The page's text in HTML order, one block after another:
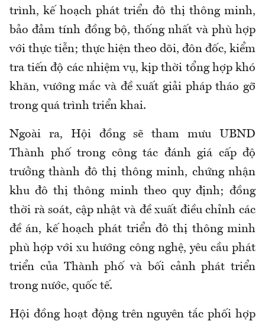
trình, kế hoạch phát triển đô thị thông minh,
bảo đảm tính đồng bộ, thống nhất và phù hợp
với thực tiễn; thực hiện theo dõi, đôn đốc, kiểm
tra tiến độ các nhiệm vụ, kịp thời tổng hợp khó
khăn, vướng mắc và đề xuất giải pháp tháo gỡ
trong quá trình triển khai.
Ngoài ra, Hội đồng sẽ tham mưu UBND
Thành phố trong công tác đánh giá cấp độ
trưởng thành đô thị thông minh, chứng nhận
khu đô thị thông minh theo quy định; đồng
thời rà soát, cập nhật và đề xuất điều chỉnh các
đề án, kế hoạch phát triển đô thị thông minh
phù hợp với xu hướng công nghệ, yêu cầu phát
triển của Thành phố và bối cảnh phát triển
trong nước, quốc tế.
Hội đồng hoạt động trên nguyên tắc phối hợp